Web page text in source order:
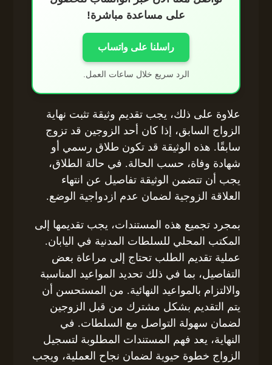
على مساعدة مباشرة!
راسلنا على واتساب
الرد سريع خلال ساعات العمل.
علاوة على ذلك، يجب تقديم وثيقة تثبت نهاية
الزواج السابق، إذا كان أحد الزوجين قد تزوج
سابقًا. هذه الوثيقة قد تكون طلاق رسمي أو
شهادة وفاة، حسب الحالة. في حالة الطلاق،
يجب أن تتضمن الوثيقة تفاصيل عن انتهاء
العلاقة الزوجية لضمان عدم ازدواجية الوضع.
بمجرد تجميع هذه المستندات، يجب تقديمها إلى
المكتب المحلي للسلطات المدنية في اليابان.
عملية تقديم الطلب تحتاج إلى مراعاة بعض
التفاصيل، بما في ذلك تحديد المواعيد المناسبة
والالتزام بالمواعيد النهائية. من المستحسن أن
يتم التقديم بشكل مشترك من قبل الزوجين
لضمان سهولة التواصل مع السلطات. في
النهاية، يعد فهم المستندات المطلوبة لتسجيل
الزواج خطوة حيوية لضمان نجاح العملية، ويجب